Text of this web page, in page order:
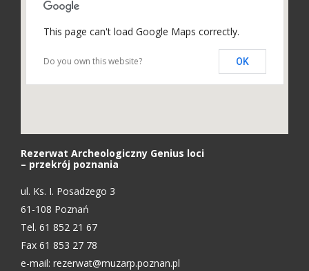
This page can't load Google Maps correctly.
Do you own this website? OK
Rezerwat Archeologiczny Genius loci
– przekrój poznania
ul. Ks. I. Posadzego 3
61-108 Poznań
Tel. 61 852 21 67
Fax 61 853 27 78
e-mail: rezerwat@muzarp.poznan.pl